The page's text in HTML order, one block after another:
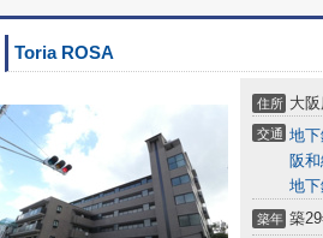
Toria ROSA
住所 大
交通 地
阪和
地
築年 築